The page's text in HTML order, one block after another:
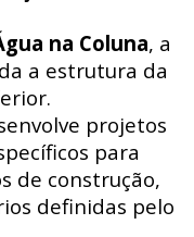
na Coluna, a
a estrutura da
projetos
para
de construção,
definidas pelo